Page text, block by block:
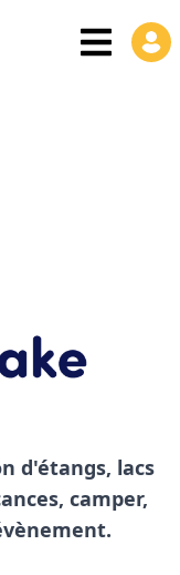
d'étangs, lacs
camper,